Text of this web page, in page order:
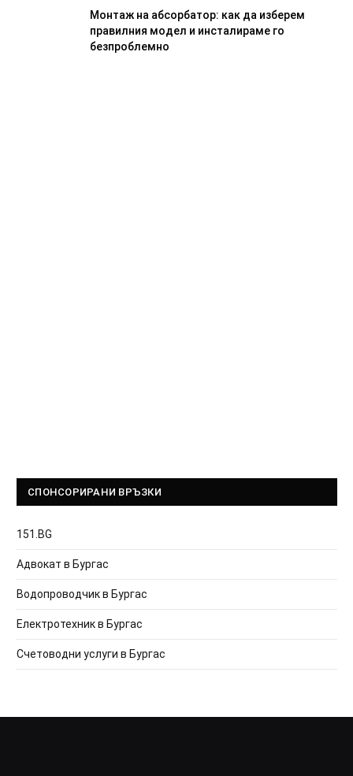
Монтаж на абсорбатор: как да изберем
правилния модел и инсталираме го
безпроблемно
СПОНСОРИРАНИ ВРЪЗКИ
151.BG
Адвокат в Бургас
Водопроводчик в Бургас
Електротехник в Бургас
Счетоводни услуги в Бургас